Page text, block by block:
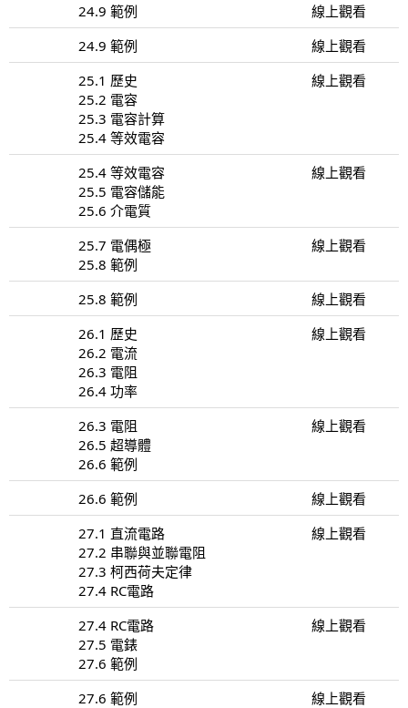
24.9 範例
線上觀看
24.9 範例
線上觀看
25.1 歷史
25.2 電容
25.3 電容計算
25.4 等效電容
線上觀看
25.4 等效電容
25.5 電容儲能
25.6 介電質
線上觀看
25.7 電偶極
25.8 範例
線上觀看
25.8 範例
線上觀看
26.1 歷史
26.2 電流
26.3 電阻
26.4 功率
線上觀看
26.3 電阻
26.5 超導體
26.6 範例
線上觀看
26.6 範例
線上觀看
27.1 直流電路
27.2 串聯與並聯電阻
27.3 柯西荷夫定律
27.4 RC電路
線上觀看
27.4 RC電路
27.5 電錶
27.6 範例
線上觀看
27.6 範例 線上觀看